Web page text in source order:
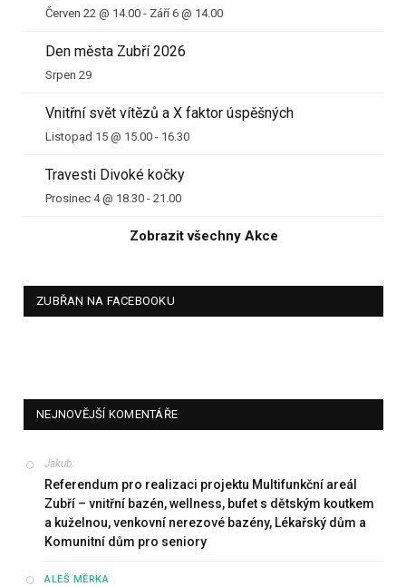
Červen 22 @ 14.00 - Září 6 @ 14.00
Den města Zubří 2026
Srpen 29
Vnitřní svět vítězů a X faktor úspěšných
Listopad 15 @ 15.00 - 16.30
Travesti Divoké kočky
Prosinec 4 @ 18.30 - 21.00
Zobrazit všechny Akce
ZUBŘAN NA FACEBOOKU
NEJNOVĚJŠÍ KOMENTÁŘE
Jakub:
Referendum pro realizaci projektu Multifunkční areál
Zubří – vnitřní bazén, wellness, bufet s dětským koutkem
a kuželnou, venkovní nerezové bazény, Lékařský dům a
Komunitní dům pro seniory
ALEŠ MĚRKA: